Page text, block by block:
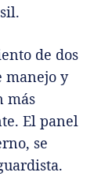
de dos
manejo y
más
El panel
se